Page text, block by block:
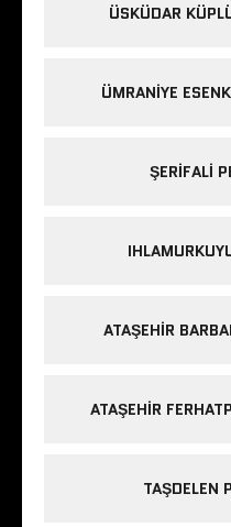
ÜSKÜDAR
ÜMRANIYE
ŞERIFALI
ATAŞEHIR
ATAŞEHIR
TAŞDELEN